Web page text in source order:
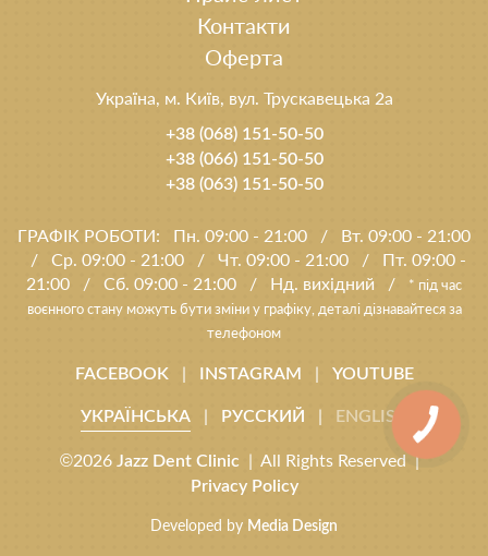
Контакти
Оферта
Україна, м. Київ, вул. Трускавецька 2а
+38 (068) 151-50-50
+38 (066) 151-50-50
+38 (063) 151-50-50
ГРАФІК РОБОТИ: Пн. 09:00 - 21:00 /
Вт. 09:00 - 21:00
/
Ср. 09:00 - 21:00 / Чт. 09:00 - 21:00 /
Пт. 09:00 -
21:00
/ Сб. 09:00 - 21:00 / Нд. вихідний /
* під час
воєнного стану можуть бути зміни у графіку, деталі дізнавайтеся за
телефоном
FACEBOOK | INSTAGRAM | YOUTUBE
©2026 Jazz Dent Clinic | All Rights Reserved |
Privacy Policy
Developed by Media Design
УКРАЇНСЬКА| РУССКИЙ | ENGLISH